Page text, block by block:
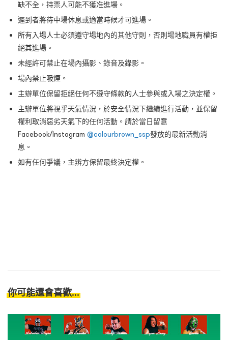
缺不全，持票人可能不獲准進場。
遲到者將待中場休息或適當時候才可進場。
所有入場人士必須遵守場地內的其他守則，否則場地職員有權拒
絕其進場。
未經許可禁止在場內攝影、錄音及錄影。
場內禁止吸煙。
主辦單位保留拒絕任何不遵守條款的人士參與或入場之決定權。
主辦單位將視乎天氣情況，於安全情況下繼續進行活動，並保留
權利取消惡劣天氣下的任何活動。請於當日留意
Facebook/Instagram @colourbrown_ssp發放的最新活動消
息。
如有任何爭議，主辨方保留最終決定權。
你可能還會喜歡...